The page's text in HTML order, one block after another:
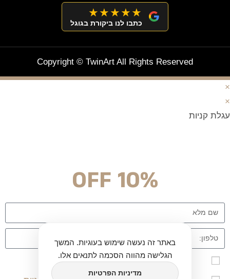
★★★★★
כתבו לנו ביקורת בגוגל
Copyright © TwinArt All Rights Reserved
באתר זה נעשה שימוש בעוגיות. המשך
הגלישה מהווה הסכמה לתנאים אלו.
מדיניות הפרטיות
×
×
עגלת קניות
10% OFF
אני מאשר\ת הרשמה לרשימת הדיוור לאתר twinart